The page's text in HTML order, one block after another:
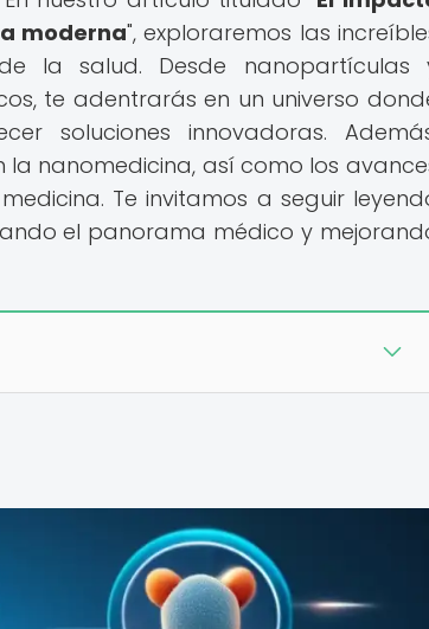
moderna", exploraremos las
la salud. Desde nanopartículas
te adentrarás en un universo
soluciones innovadoras.
nanomedicina, así como los
Te invitamos a seguir
el panorama médico y